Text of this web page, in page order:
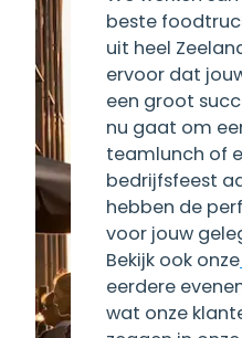
beste
uit heel
ervoor dat
een groot
nu gaat om
teamlunch of
bedrijfsfeest
hebben de
voor jouw
Bekijk ook onze
eerdere
wat onze